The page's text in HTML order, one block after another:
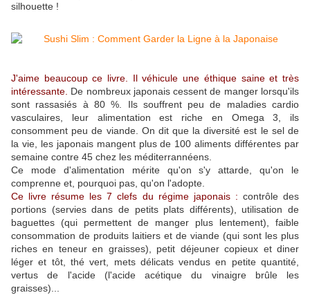
silhouette !
J'aime beaucoup ce livre. Il véhicule une éthique saine et très
intéressante. De nombreux japonais cessent de manger lorsqu'ils
sont rassasiés à 80 %. Ils souffrent peu de maladies cardio
vasculaires, leur alimentation est riche en Omega 3, ils
consomment peu de viande. On dit que la diversité est le sel de
la vie, les japonais mangent plus de 100 aliments différentes par
semaine contre 45 chez les méditerrannéens.
Ce mode d'alimentation mérite qu'on s'y attarde, qu'on le
comprenne et, pourquoi pas, qu'on l'adopte.
Ce livre résume les 7 clefs du régime japonais : contrôle des
portions (servies dans de petits plats différents), utilisation de
baguettes (qui permettent de manger plus lentement), faible
consommation de produits laitiers et de viande (qui sont les plus
riches en teneur en graisses), petit déjeuner copieux et diner
léger et tôt, thé vert, mets délicats vendus en petite quantité,
vertus de l'acide (l'acide acétique du vinaigre brûle les
graisses)...